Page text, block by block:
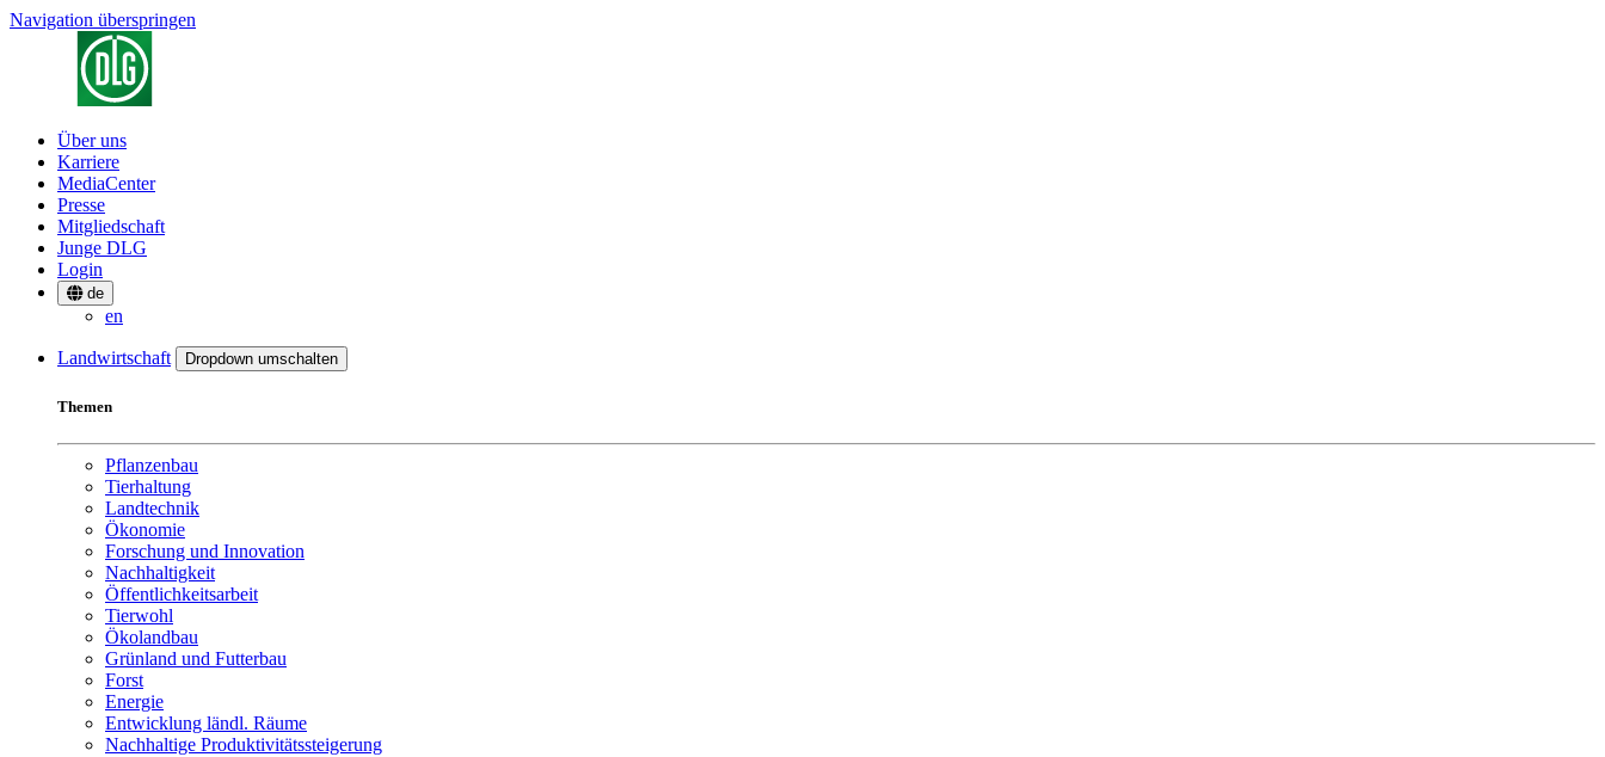
Navigation überspringen
Über uns
Karriere
MediaCenter
Presse
Mitgliedschaft
Junge DLG
Login
de
en
Landwirtschaft Dropdown umschalten
Themen
Pflanzenbau
Tierhaltung
Landtechnik
Ökonomie
Forschung und Innovation
Nachhaltigkeit
Öffentlichkeitsarbeit
Tierwohl
Ökolandbau
Grünland und Futterbau
Forst
Energie
Entwicklung ländl. Räume
Nachhaltige Produktivitätssteigerung